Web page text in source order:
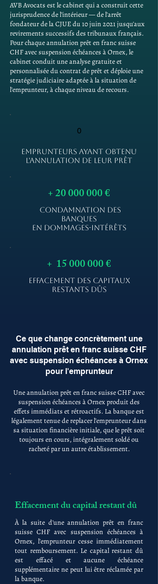
AVB Avocats est le cabinet qui a construit cette
jurisprudence de l'intérieur — de l'arrêt
fondateur de la CJUE du 10 juin 2021 jusqu'aux
revirements successifs des tribunaux français.
Pour chaque annulation prêt en franc suisse
CHF avec suspension échéances à Ornex, le
cabinet conduit une analyse gratuite et
personnalisée du contrat de prêt et déploie une
stratégie judiciaire adaptée à la situation de
l'emprunteur, à chaque niveau de recours.
0
EMPRUNTEURS AYANT OBTENU
L'ANNULATION DE LEUR PRÊT
+20 000 000€
CONDAMNATION DES
BANQUES
EN DOMMAGES-INTÉRÊTS
+ 15 000 000€
EFFACEMENT DES CAPITAUX
RESTANTS DÛS
Ce que change concrètement une
annulation prêt en franc suisse CHF
avec suspension échéances à Ornex
pour l'emprunteur
Une annulation prêt en franc suisse CHF avec
suspension échéances à Ornex produit des
effets immédiats et rétroactifs. La banque est
légalement tenue de replacer l'emprunteur dans
sa situation financière initiale, que le prêt soit
toujours en cours, intégralement soldé ou
racheté par un autre établissement.
Effacement du capital restant dû
À la suite d'une annulation prêt en franc
suisse CHF avec suspension échéances à
Ornex, l'emprunteur cesse immédiatement
tout remboursement. Le capital restant dû
est effacé et aucune échéance
supplémentaire ne peut lui être réclamée par
la banque.